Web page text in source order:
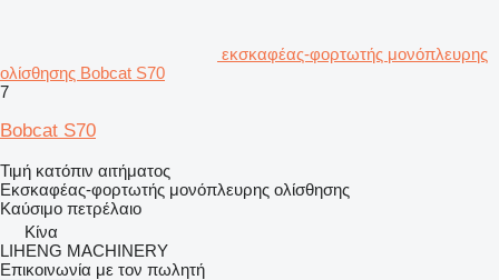
εκσκαφέας-φορτωτής μονόπλευρης
ολίσθησης Bobcat S70
7
Bobcat S70
Τιμή κατόπιν αιτήματος
Εκσκαφέας-φορτωτής μονόπλευρης ολίσθησης
Καύσιμο πετρέλαιο
Κίνα
LIHENG MACHINERY
Επικοινωνία με τον πωλητή